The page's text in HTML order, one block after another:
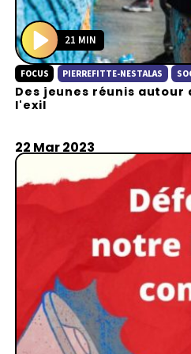
P
l
a
21 MIN
FOCUS PIERREFITTE-NESTALAS
Des jeunes réunis autour
l'exil
22 Mar 2023